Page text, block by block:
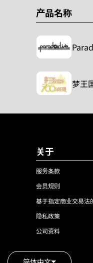
产品名称
梦王
关于
服务条款
会员规则
基于指定商业交易法
隐私政策
公司资料